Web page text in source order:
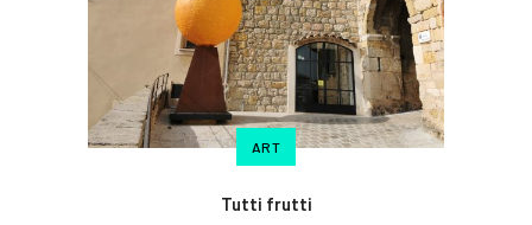
ART
Tutti frutti